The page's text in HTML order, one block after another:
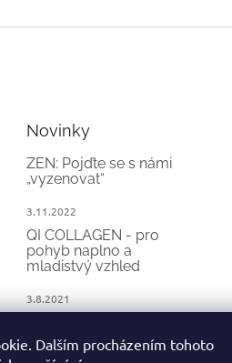
Dalším procházením tohoto
Novinky
ZEN: Pojďte se s námi
„vyzenovat“
3.11.2022
QI COLLAGEN - pro
pohyb naplno a
mladistvý vzhled
3.8.2021
22.2.2021